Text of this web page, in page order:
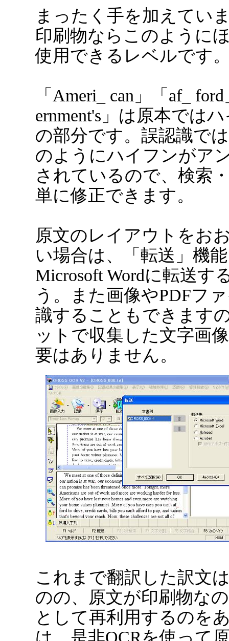
まったく手を加えてい
印刷物ならこのように
使用できるレベルです
「Ameri_ can」「af_
ernment's」は原本では
の部分です。誤認識で
のようにハイフンがア
されているので、検索
単に修正できます。
原文のレイアウトをお
い場合は、「転送」機
Microsoft Wordに転送す
う。また画像やPDFフ
識することもできます
ットで収集した文字画
要はありません。
これまで翻訳した訳文
のの、原文が印刷物な
として再利用するのを
は、是非OCRを使って